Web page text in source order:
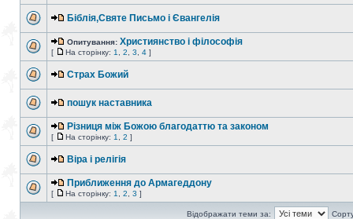
Біблія,Святе Письмо і Євангелія
Опитування: Християнство і філософія
[ На сторінку: 1 2 3 4 ]
Страх Божий
пошук наставника
Різниця між Божою благодаттю та законом
[ На сторінку: 1 2 ]
Віра і релігія
Приближення до Армагеддону
[ На сторінку: 1 2 3 ]
Відображати теми за: